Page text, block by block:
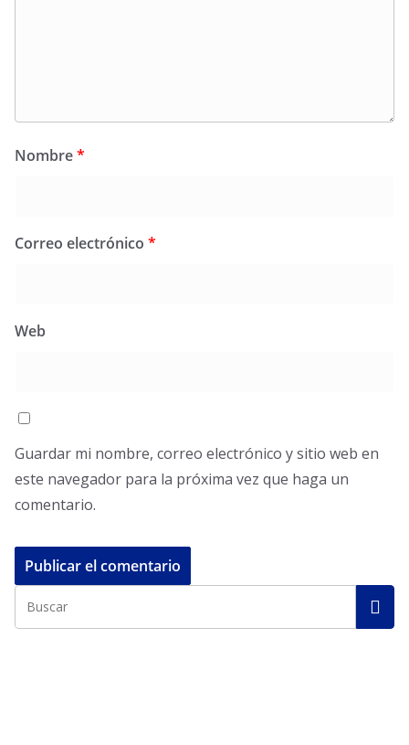
Nombre*
Correo electrónico *
Web
Guardar mi nombre, correo electrónico y sitio web en
este navegador para la próxima vez que haga un
comentario.